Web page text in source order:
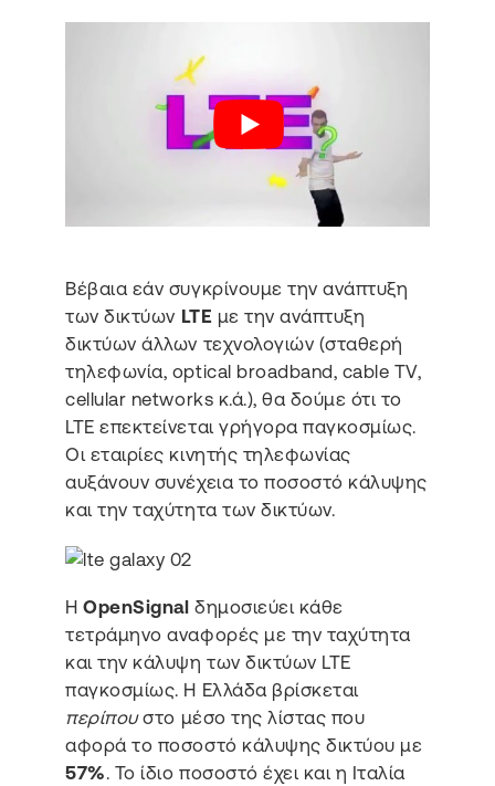
Βέβαια εάν συγκρίνουμε την ανάπτυξη
των δικτύων LTE με την ανάπτυξη
δικτύων άλλων τεχνολογιών (σταθερή
τηλεφωνία, optical broadband, cable TV,
cellular networks κ.ά.), θα δούμε ότι το
LTE επεκτείνεται γρήγορα παγκοσμίως.
Οι εταιρίες κινητής τηλεφωνίας
αυξάνουν συνέχεια το ποσοστό κάλυψης
και την ταχύτητα των δικτύων.
ΗOpenSignal δημοσιεύει κάθε
τετράμηνο αναφορές με την ταχύτητα
και την κάλυψη των δικτύων LTE
παγκοσμίως. H Ελλάδα βρίσκεται
περίπουστο μέσο της λίστας που
αφορά το ποσοστό κάλυψης δικτύου με
57%. Το ίδιο ποσοστό έχει και η Ιταλία